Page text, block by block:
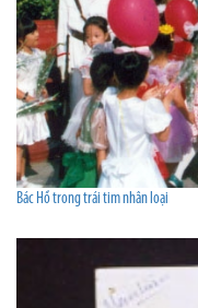
Bác Hồ trong trái tim nhân loại